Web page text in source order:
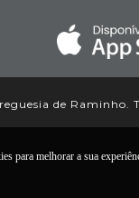
de Raminho.
para melhorar a sua